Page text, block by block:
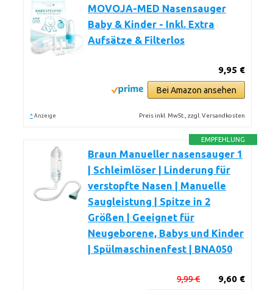
MOVOJA-MED Nasensauger
Baby & Kinder - Inkl. Extra
Aufsätze & Filterlos
9,95 €
Bei Amazon ansehen
* Anzeige Preis inkl. MwSt., zzgl. Versandkosten
EMPFEHLUNG
Braun Manueller nasensauger 1
| Schleimlöser | Linderung für
verstopfte Nasen | Manuelle
Saugleistung | Spitze in 2
Größen | Geeignet für
Neugeborene, Babys und Kinder
| Spülmaschinenfest | BNA050
9,60 €
9,99 €